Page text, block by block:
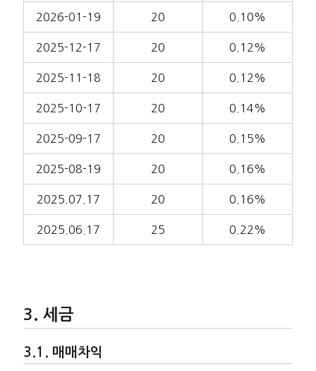
2026-01-19 20 0.10%
2025-12-17 20 0.12%
2025-11-18 20 0.12%
2025-10-17 20 0.14%
2025-09-17 20 0.15%
2025-08-19 20 0.16%
2025.07.17 20 0.16%
2025.06.17 25 0.22%
세금
매매차익